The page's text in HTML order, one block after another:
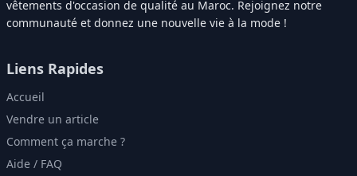
vêtements d'occasion de qualité au Maroc. Rejoignez notre
communauté et donnez une nouvelle vie à la mode !
Liens Rapides
Accueil
Vendre un article
Comment ça marche ?
Aide / FAQ